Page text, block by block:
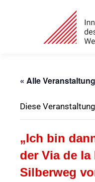
« Alle
Diese
„Ich bin
der Via de la
Silberweg